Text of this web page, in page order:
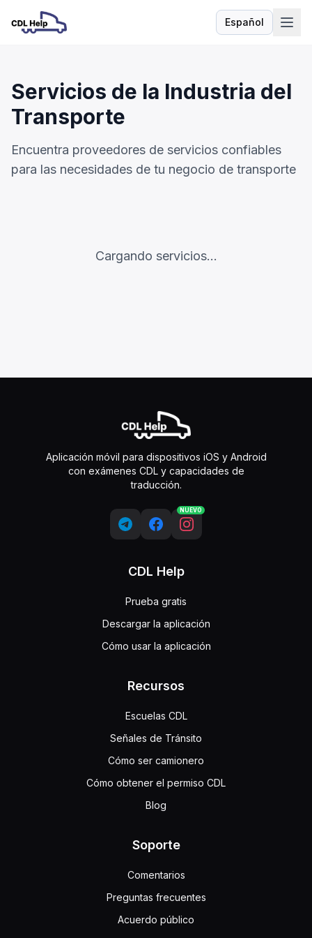
Español
Idioma
Servicios de la Industria del
Transporte
Encuentra proveedores de servicios confiables
para las necesidades de tu negocio de transporte
Cargando servicios...
Aplicación móvil para dispositivos iOS y Android
con exámenes CDL y capacidades de
traducción.
NUEVO
CDL Help
Prueba gratis
Descargar la aplicación
Cómo usar la aplicación
Recursos
Escuelas CDL
Señales de Tránsito
Cómo ser camionero
Cómo obtener el permiso CDL
Blog
Soporte
Comentarios
Preguntas frecuentes
Acuerdo público